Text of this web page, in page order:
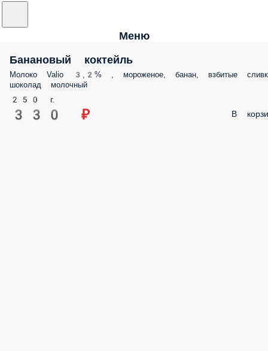
Меню
Банановый коктейль
Молоко Valio 3,2% , мороженое, банан, взбитые
шоколад молочный
250 г.
330 ₽ В